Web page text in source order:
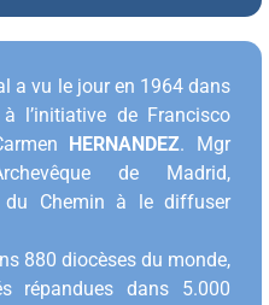
a vu le jour en 1964 dans
l’initiative de Francisco
HERNANDEZ. Mgr
de Madrid,
du Chemin à le diffuser
880 diocèses du monde,
répandues dans 5.000